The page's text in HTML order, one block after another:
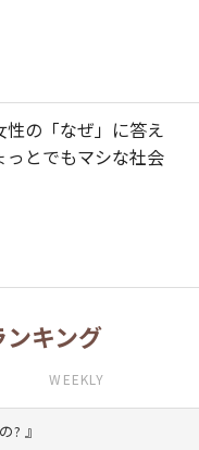
性の「なぜ」に答え
とでもマシな社会
キング
WEEKLY
?